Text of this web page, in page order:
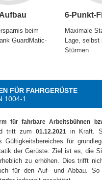
beim
GuardMatic-
6-Punkt-
Maximale
Lage,
Stürmen
FÜR FAHRGERÜSTE
1004-1
für fahrbare Arbeitsbühnen
tritt zum 01.12.2021 in Kraft.
Gültigkeitsbereiches für
der Gerüste. Ziel ist es, die
zu erhöhen. Dies trifft
für den Auf- und Abbau.